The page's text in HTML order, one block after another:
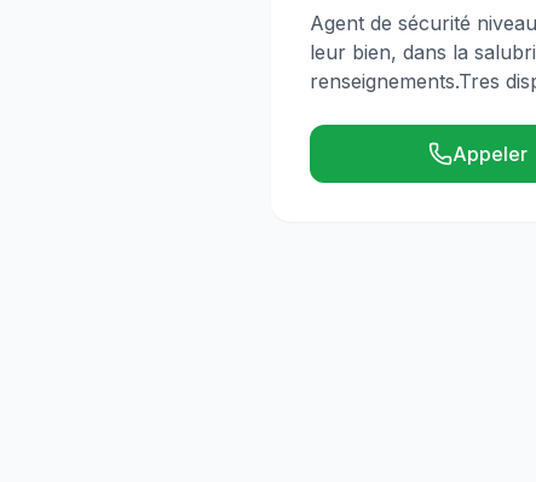
Agent de sécurité
leur bien, dans la
renseignements.Tres
Appeler